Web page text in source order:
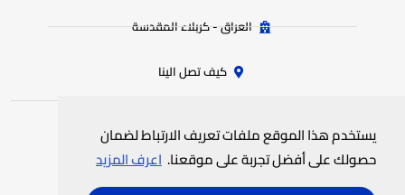
يستخدم هذا الموقع ملفات تعريف الارتباط لضمان
حصولك على أفضل تجربة على موقعنا. اعرف المزيد
العراق - كربلاء المقدسة
كيف تصل الينا
جميع الحقوق محفوظة لمستشفى الامام الحجة (عج) الخيري© 2025